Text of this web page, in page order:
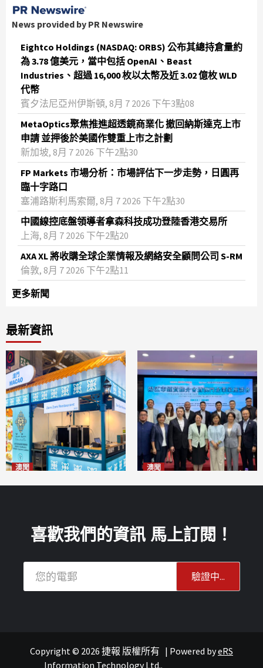
News provided by PR Newswire
Eightco Holdings (NASDAQ: ORBS) 公布其總持倉量約
為 3.78 億美元，當中包括 OpenAI、Beast
Industries、超過 16,000 枚以太幣及近 3.02 億枚 WLD
代幣
賓夕法尼亞州伊斯頓, 8月 7 2026 下午3點08
MetaOptics聚焦推進超透鏡商業化 撤回納斯達克上市
申請 並押後於美國作雙重上市之計劃
新加坡, 8月 7 2026 下午2點30
FP Markets 市場分析：市場評估下一步走勢，日圓再
臨十字路口
塞浦路斯利馬索爾, 8月 7 2026 下午2點30
中國線控底盤領導者拿森科技成功登陸香港交易所
上海, 8月 7 2026 下午2點20
AXA XL 將收購全球企業情報及網絡安全顧問公司 S-RM
倫敦, 8月 7 2026 下午2點11
更多新聞
最新資訊
澳聞 澳聞
葡語國家經貿
喜歡我們的資訊 馬上訂閱！
Copyright © 2026 捷報 版權所有 | Powered byeRS
Information Technology Ltd..